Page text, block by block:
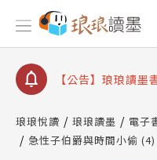
【公告】琅琅讀墨
【公告】琅琅讀墨
【公告】琅琅書店
查詢
琅琅悅讀 琅琅讀墨 電子
急性子伯爵與時間小偷 (4)